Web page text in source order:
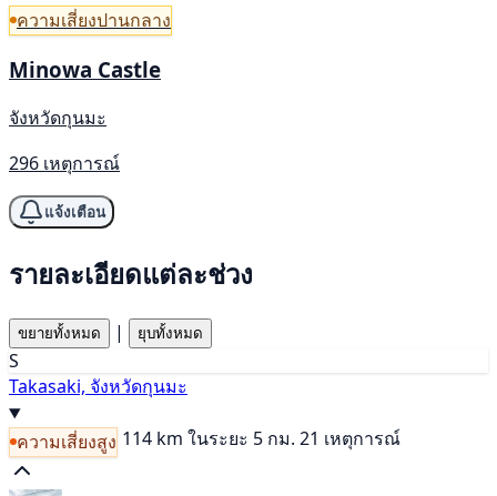
ความเสี่ยงปานกลาง
Minowa Castle
จังหวัดกุนมะ
296 เหตุการณ์
แจ้งเตือน
รายละเอียดแต่ละช่วง
ขยายทั้งหมด | ยุบทั้งหมด
S
Takasaki, จังหวัดกุนมะ
ความเสี่ยงสูง 114 km ในระยะ 5 กม. 21 เหตุการณ์